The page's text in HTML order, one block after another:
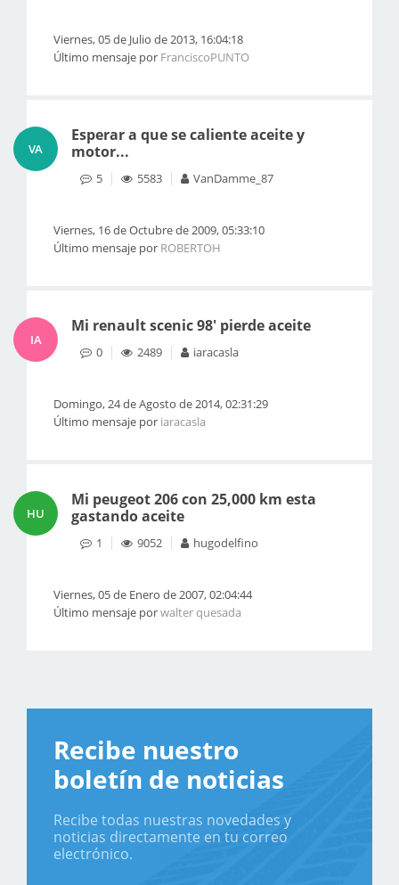
Viernes, 05 de Julio de 2013, 16:04:18
Último mensaje por FranciscoPUNTO
VA
Esperar a que se caliente aceite y
motor...
5 5583 VanDamme_87
Viernes, 16 de Octubre de 2009, 05:33:10
Último mensaje por ROBERTOH
IA
Mi renault scenic 98' pierde aceite
0 2489 iaracasla
Domingo, 24 de Agosto de 2014, 02:31:29
Último mensaje por iaracasla
HU
Mi peugeot 206 con 25,000 km esta
gastando aceite
1 9052 hugodelfino
Viernes, 05 de Enero de 2007, 02:04:44
Último mensaje porwalter quesada
Recibe nuestro
boletín de noticias
Recibe todas nuestras novedades y
noticias directamente en tu correo
electrónico.